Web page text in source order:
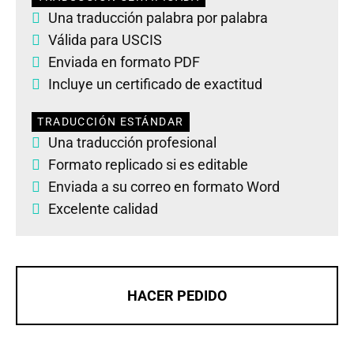
Una traducción palabra por palabra
Válida para USCIS
Enviada en formato PDF
Incluye un certificado de exactitud
TRADUCCIÓN ESTÁNDAR
Una traducción profesional
Formato replicado si es editable
Enviada a su correo en formato Word
Excelente calidad
HACER PEDIDO